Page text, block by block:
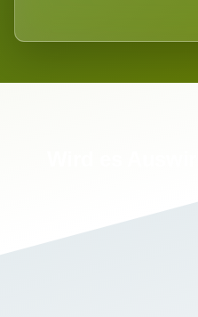
Wird es